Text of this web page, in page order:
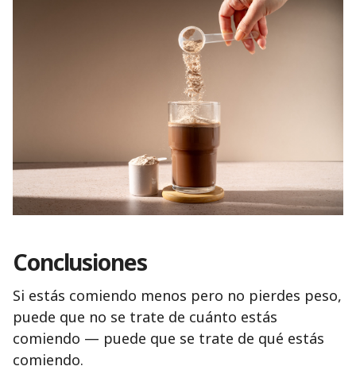
Conclusiones
Si estás comiendo menos pero no pierdes peso,
puede que no se trate de cuánto estás
comiendo — puede que se trate de qué estás
comiendo.